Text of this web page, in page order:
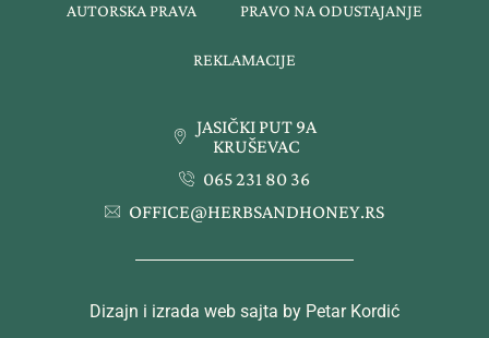
AUTORSKA PRAVA PRAVO NA ODUSTAJANJE
REKLAMACIJE
JASIČKI PUT 9A
KRUŠEVAC
065 231 80 36
OFFICE@HERBSANDHONEY.RS
Dizajn i izrada web sajta by Petar Kordić